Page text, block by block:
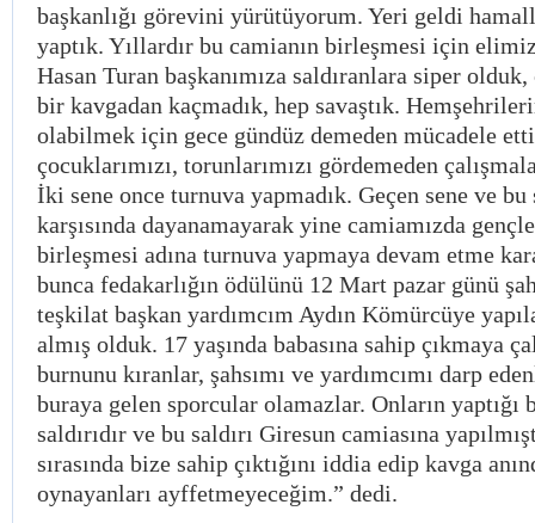
başkanlığı görevini yürütüyorum. Yeri geldi
yaptık. Yıllardır bu camianın birleşmesi için
Hasan Turan başkanımıza saldıranlara siper
bir kavgadan kaçmadık, hep savaştık.
olabilmek için gece gündüz demeden mücadele
çocuklarımızı, torunlarımızı gördemeden
İki sene once turnuva yapmadık. Geçen sene ve bu
karşısında dayanamayarak yine camiamızda
birleşmesi adına turnuva yapmaya devam etme
bunca fedakarlığın ödülünü 12 Mart pazar günü
teşkilat başkan yardımcım Aydın Kömürcüye
almış olduk. 17 yaşında babasına sahip çıkmaya
burnunu kıranlar, şahsımı ve yardımcımı darp
buraya gelen sporcular olamazlar. Onların yaptığı
saldırıdır ve bu saldırı Giresun camiasına
sırasında bize sahip çıktığını iddia edip kavga
oynayanları ayffetmeyeceğim.” dedi.